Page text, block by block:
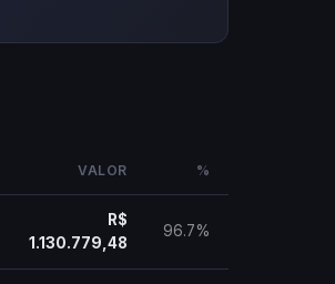
VALOR %
R$
1.130.779,48
96.7%